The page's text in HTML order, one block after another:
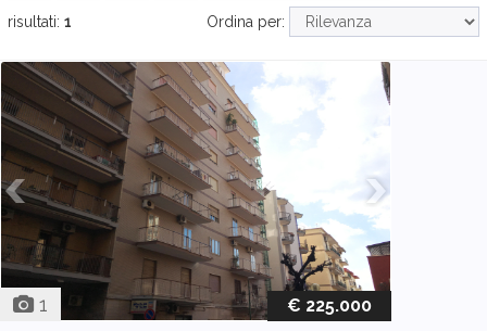
risultati: 1 Ordina per:
1 € 225.000